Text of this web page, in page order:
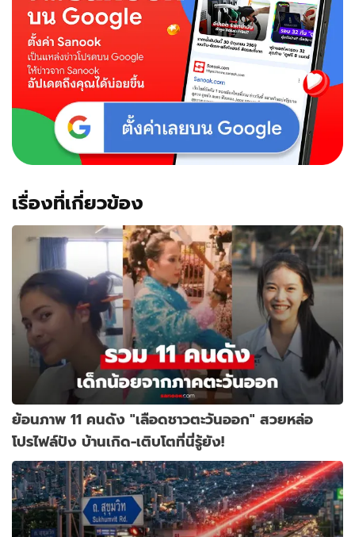
เรื่องที่เกี่ยวข้อง
ย้อนภาพ 11 คนดัง "เลือดชาวตะวันออก" สวยหล่อ
โปรไฟล์ปัง บ้านเกิด-เติบโตที่นี่รู้ยัง!